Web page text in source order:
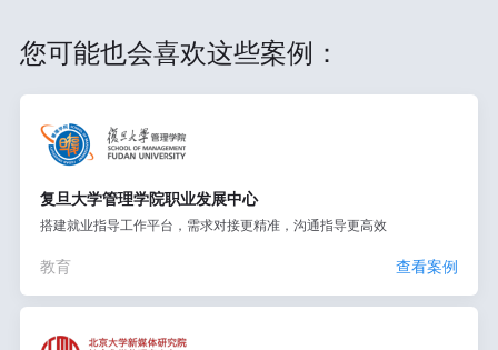
您可能也会喜欢这些案例：
复旦大学管理学院职业发展中心
搭建就业指导工作平台，需求对接更精准，沟通指导更高效
教育 查看案例